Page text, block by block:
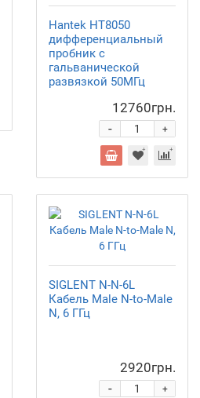
Hantek HT8050
дифференциальный
пробник с
гальванической
развязкой 50МГц
12760грн.
+
-
SIGLENT N-N-6L
Кабель Male N-to-Male
N, 6 ГГц
2920грн.
+
-